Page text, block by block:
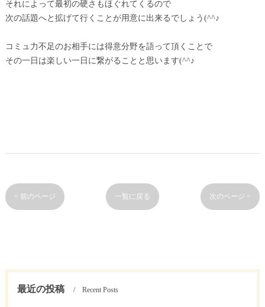
それによって最初の硬さもほぐれてくるので
次の話題へと拡げて行くことが用意に出来るでしょう(^^♪
コミュ力不足のお相手には得意分野を語って頂くことで
その一日は楽しい一日に繋がることと思います(^^♪
< 前のページ 一覧に戻る 次のページ >
最近の投稿 Recent Posts